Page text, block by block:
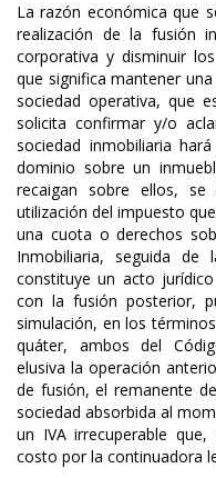
La razón económica que
realización de la fusión
corporativa y disminuir
que significa mantener
sociedad operativa, que
solicita confirmar y/o
sociedad inmobiliaria
dominio sobre un
recaigan sobre ellos,
utilización del impuesto
una cuota o derechos
Inmobiliaria, seguida de
constituye un acto
con la fusión posterior,
simulación, en los
quáter, ambos del
elusiva la operación
de fusión, el remanente
sociedad absorbida al
un IVA irrecuperable
costo por la continuadora